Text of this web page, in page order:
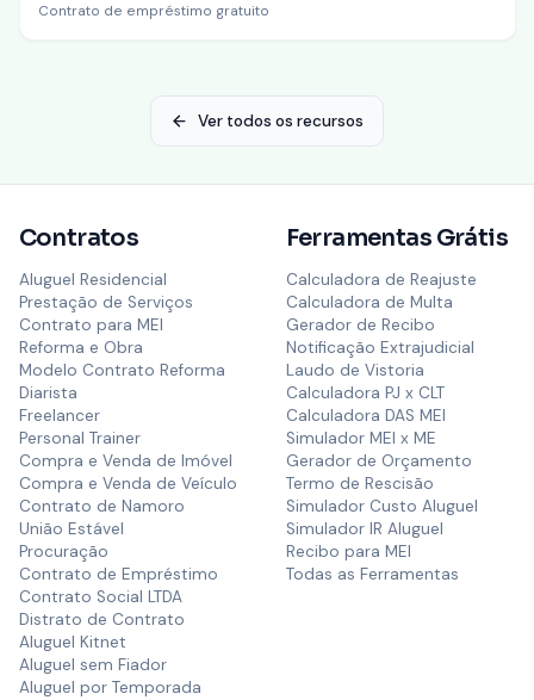
Contrato de empréstimo gratuito
Ver todos os recursos
Contratos
Aluguel Residencial
Prestação de Serviços
Contrato para MEI
Reforma e Obra
Modelo Contrato Reforma
Diarista
Freelancer
Personal Trainer
Compra e Venda de Imóvel
Compra e Venda de Veículo
Contrato de Namoro
União Estável
Procuração
Contrato de Empréstimo
Contrato Social LTDA
Distrato de Contrato
Aluguel Kitnet
Aluguel sem Fiador
Aluguel por Temporada
Ferramentas Grátis
Calculadora de Reajuste
Calculadora de Multa
Gerador de Recibo
Notificação Extrajudicial
Laudo de Vistoria
Calculadora PJ x CLT
Calculadora DAS MEI
Simulador MEI x ME
Gerador de Orçamento
Termo de Rescisão
Simulador Custo Aluguel
Simulador IR Aluguel
Recibo para MEI
Todas as Ferramentas